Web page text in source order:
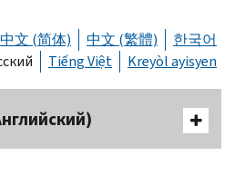
中文 (简体) 中文 (繁體)
한국어
Tiếng Việt Kreyòl ayisyen